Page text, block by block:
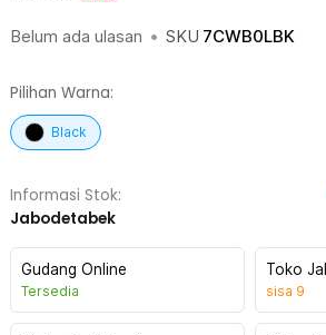
Belum ada ulasan • SKU 7CWB0LBK
Pilihan Warna:
Black
Informasi Stok:
Jabodetabek
Gudang Online
Tersedia
Toko
sisa 9